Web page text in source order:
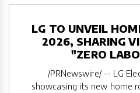
LG TO UNVEIL
2026, SHARING
"ZERO
/PRNewswire/ -- LG
showcasing its new home